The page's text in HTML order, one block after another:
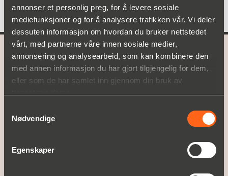
annonser et personlig preg, for å levere sosiale
mediefunksjoner og for å analysere trafikken vår. Vi deler
dessuten informasjon om hvordan du bruker nettstedet
vårt, med partnerne våre innen sosiale medier,
annonsering og analysearbeid, som kan kombinere den
med annen informasjon du har gjort tilgjengelig for dem,
eller som de har samlet inn gjennom din bruk av
Nødvendige
Egenskaper
A part ofChristian Berner